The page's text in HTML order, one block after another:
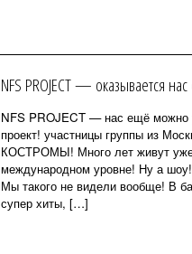
NFS PROJECT — оказывается
NFS PROJECT — нас ещё можно
проект! участницы группы из
КОСТРОМЫ! Много лет живут уже
международном уровне! Ну а
Мы такого не видели вообще! В
супер хиты, […]